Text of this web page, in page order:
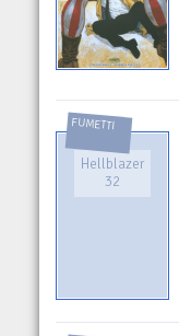
FUMETTI
Hellblazer
32